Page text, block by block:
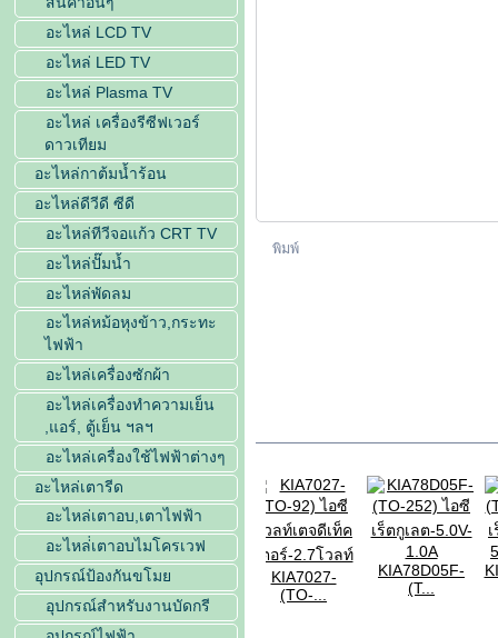
อะไหล่ LCD TV
อะไหล่ LED TV
อะไหล่ Plasma TV
อะไหล่ เครื่องรีซีฟเวอร์
ดาวเทียม
อะไหล่กาต้มน้ำร้อน
อะไหล่ดีวีดี ซีดี
อะไหล่ทีวีจอแก้ว CRT TV
อะไหล่ปั๊มน้ำ
อะไหล่พัดลม
อะไหล่หม้อหุงข้าว,กระทะ
ไฟฟ้า
อะไหล่เครื่องซักผ้า
อะไหล่เครื่องทำความเย็น
,แอร์, ตู้เย็น ฯลฯ
อะไหล่เครื่องใช้ไฟฟ้าต่างๆ
อะไหล่เตารีด
อะไหล่เตาอบ,เตาไฟฟ้า
อะไหล่่เตาอบไมโครเวฟ
อุปกรณ์ป้องกันขโมย
อุปกรณ์สำหรับงานบัดกรี
พิมพ์
KIA78R09-
(TO...
KIA7027-
(TO-...
KIA78D05F-
(T...